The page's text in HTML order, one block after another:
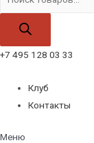
товаров
+7 495 128 03 33
Клуб
Контакты
Меню